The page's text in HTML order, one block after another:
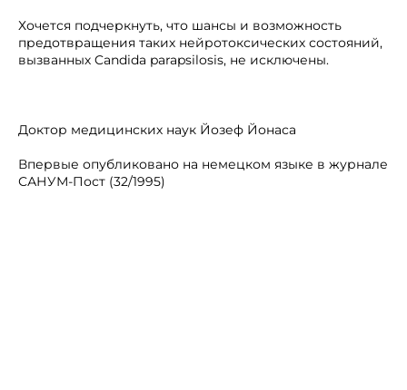
Хочется подчеркнуть, что шансы и возможность
предотвращения таких нейротоксических состояний,
вызванных Candida parapsilosis, не исключены.
Доктор медицинских наук Йозеф Йонаса
Впервые опубликовано на немецком языке в журнале
САНУМ-Пост (32/1995)